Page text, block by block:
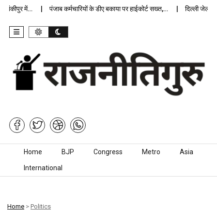
में… पंजाब कर्मचारियों के डीए बकाया पर हाईकोर्ट सख्त,… दिल्ली जेलों में
Skip to content
Home BJP Congress Metro Asia
International
Home > Politics